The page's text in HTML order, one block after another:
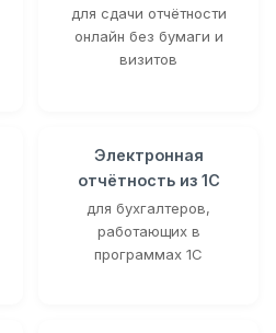
для сдачи отчётности
онлайн без бумаги и
визитов
Электронная
отчётность из 1С
для бухгалтеров,
работающих в
программах 1С